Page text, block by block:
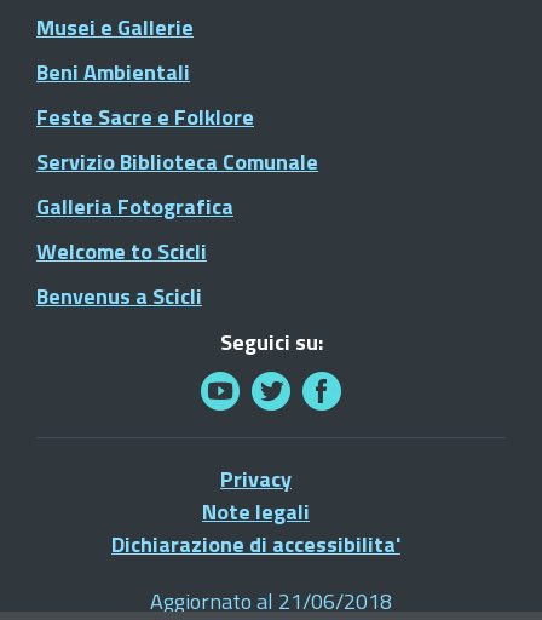
Musei e Gallerie
Beni Ambientali
Feste Sacre e Folklore
Servizio Biblioteca Comunale
Galleria Fotografica
Welcome to Scicli
Benvenus a Scicli
Seguici su:
Privacy
Note legali
Dichiarazione di accessibilita'
Aggiornato al 21/06/2018